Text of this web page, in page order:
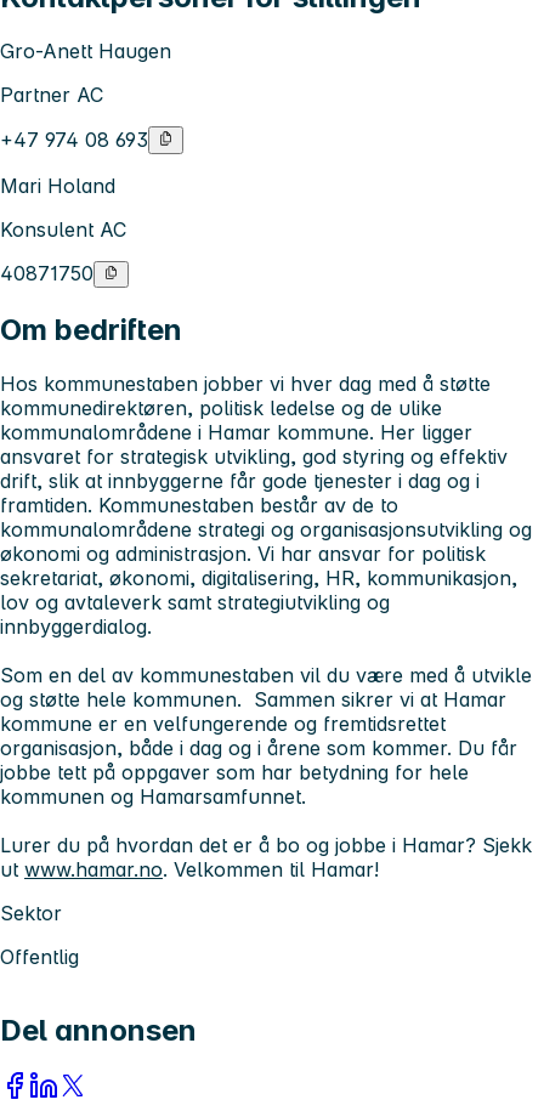
Gro-Anett Haugen
Partner AC
+47 974 08 693
Mari Holand
Konsulent AC
40871750
Om bedriften
Hos kommunestaben jobber vi hver dag med å støtte
kommunedirektøren, politisk ledelse og de ulike
kommunalområdene i Hamar kommune. Her ligger
ansvaret for strategisk utvikling, god styring og effektiv
drift, slik at innbyggerne får gode tjenester i dag og i
framtiden. Kommunestaben består av de to
kommunalområdene strategi og organisasjonsutvikling og
økonomi og administrasjon. Vi har ansvar for politisk
sekretariat, økonomi, digitalisering, HR, kommunikasjon,
lov og avtaleverk samt strategiutvikling og
innbyggerdialog.
Som en del av kommunestaben vil du være med å utvikle
og støtte hele kommunen. Sammen sikrer vi at Hamar
kommune er en velfungerende og fremtidsrettet
organisasjon, både i dag og i årene som kommer. Du får
jobbe tett på oppgaver som har betydning for hele
kommunen og Hamarsamfunnet.
Lurer du på hvordan det er å bo og jobbe i Hamar? Sjekk
ut www.hamar.no. Velkommen til Hamar!
Sektor
Offentlig
Del annonsen